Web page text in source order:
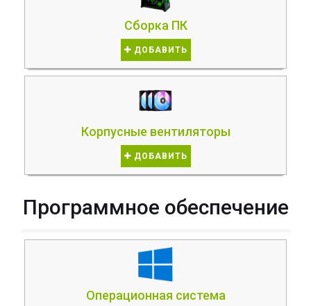
Сборка ПК
ДОБАВИТЬ
Корпусные вентиляторы
ДОБАВИТЬ
Программное обеспечение
Операционная система